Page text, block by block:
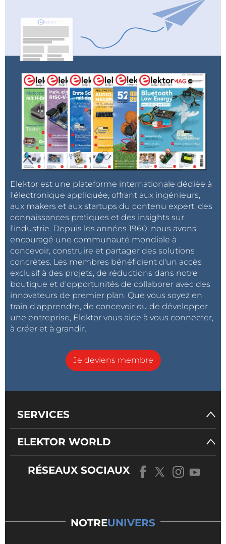
Elektor est une plateforme internationale dédiée à
l'électronique appliquée, offrant aux ingénieurs,
aux makers et aux startups du contenu expert, des
connaissances pratiques et des insights sur
l'industrie. Depuis les années 1960, nous avons
encouragé une communauté mondiale à
concevoir, construire et partager des solutions
concrètes. Les membres bénéficient d'un accès
exclusif à des projets, de réductions dans notre
boutique et d'opportunités de collaborer avec des
innovateurs de premier plan. Que vous soyez en
train d'apprendre, de concevoir ou de développer
une entreprise, Elektor vous aide à vous connecter,
à créer et à grandir.
Je deviens membre
SERVICES
ELEKTOR WORLD
RÉSEAUX SOCIAUX
NOTREUNIVERS